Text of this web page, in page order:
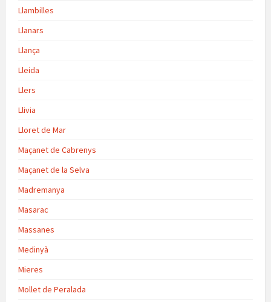
Llambilles
Llanars
Llança
Lleida
Llers
Llivia
Lloret de Mar
Maçanet de Cabrenys
Maçanet de la Selva
Madremanya
Masarac
Massanes
Medinyà
Mieres
Mollet de Peralada